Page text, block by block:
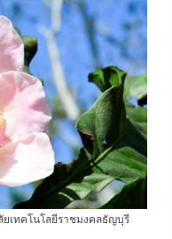
เทคโนโลยีราชมงคลธัญบุรี